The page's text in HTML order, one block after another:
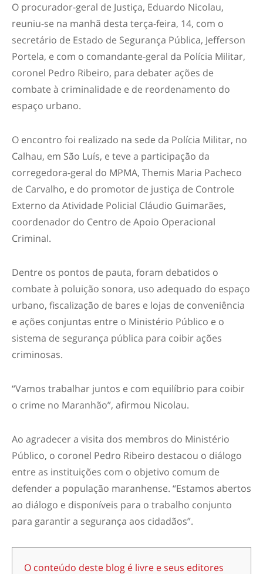
O procurador-geral de Justiça, Eduardo Nicolau,
reuniu-se na manhã desta terça-feira, 14, com o
secretário de Estado de Segurança Pública, Jefferson
Portela, e com o comandante-geral da Polícia Militar,
coronel Pedro Ribeiro, para debater ações de
combate à criminalidade e de reordenamento do
espaço urbano.
O encontro foi realizado na sede da Polícia Militar, no
Calhau, em São Luís, e teve a participação da
corregedora-geral do MPMA, Themis Maria Pacheco
de Carvalho, e do promotor de justiça de Controle
Externo da Atividade Policial Cláudio Guimarães,
coordenador do Centro de Apoio Operacional
Criminal.
Dentre os pontos de pauta, foram debatidos o
combate à poluição sonora, uso adequado do espaço
urbano, fiscalização de bares e lojas de conveniência
e ações conjuntas entre o Ministério Público e o
sistema de segurança pública para coibir ações
criminosas.
“Vamos trabalhar juntos e com equilíbrio para coibir
o crime no Maranhão”, afirmou Nicolau.
Ao agradecer a visita dos membros do Ministério
Público, o coronel Pedro Ribeiro destacou o diálogo
entre as instituições com o objetivo comum de
defender a população maranhense. “Estamos abertos
ao diálogo e disponíveis para o trabalho conjunto
para garantir a segurança aos cidadãos”.
O conteúdo deste blog é livre e seus editores